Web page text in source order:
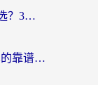
海外党必看：回国VPN APK怎么选？3步教你无缝刷国内剧玩国服
海外党必看：电脑vpn免费dcard真的靠谱吗？教你选对回国加速器无缝访问国内资源